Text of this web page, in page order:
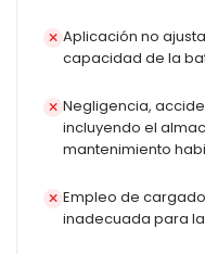
Aplicación no
capacidad de la
Negligencia,
incluyendo el
mantenimiento
Empleo de
inadecuada para